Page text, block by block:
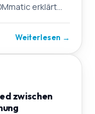
erklärt
Weiterlesen →
zwischen